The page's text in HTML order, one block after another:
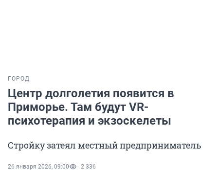
ГОРОД
Центр долголетия появится в
Приморье. Там будут VR-
психотерапия и экзоскелеты
Стройку затеял местный предприниматель
26 января 2026, 09:00 2 336